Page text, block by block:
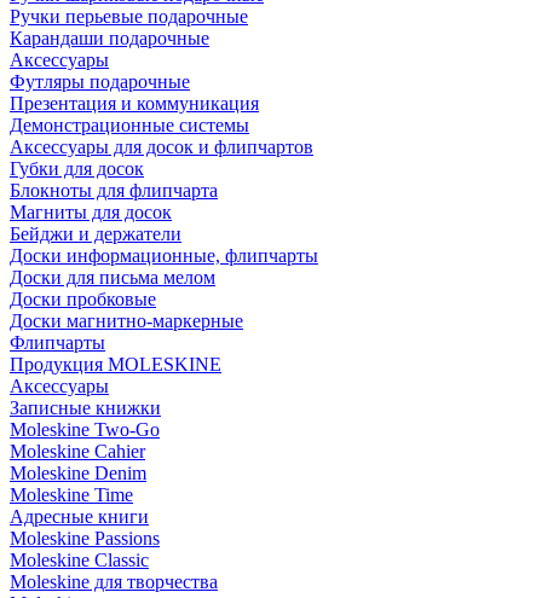
Ручки перьевые подарочные
Карандаши подарочные
Аксессуары
Футляры подарочные
Презентация и коммуникация
Демонстрационные системы
Аксессуары для досок и флипчартов
Губки для досок
Блокноты для флипчарта
Магниты для досок
Бейджи и держатели
Доски информационные, флипчарты
Доски для письма мелом
Доски пробковые
Доски магнитно-маркерные
Флипчарты
Продукция MOLESKINE
Аксессуары
Записные книжки
Moleskine Two-Go
Moleskine Cahier
Moleskine Denim
Moleskine Time
Адресные книги
Moleskine Passions
Moleskine Classic
Moleskine для творчества